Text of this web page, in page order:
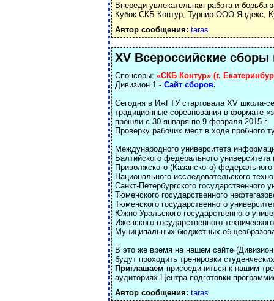
Впереди увлекательная работа и борьба
Кубок СКБ Контур, Турнир ООО Яндекс,
Автор сообщения: taras
XV Всероссийские
Спонсоры: «СКБ Контур» (г.
Дивизион 1 - Сайт сборов.
Сегодня в ИжГТУ стартовала XV школа-
традиционные соревнования в формате
прошли с 30 января по 9 февраля 2015 г.
Проверку рабочих мест в ходе пробного
Международного университета
Балтийского федерального
Приволжского (Казанского) федерального
Национального исследовательского
Санкт-Петербургского государственного
Тюменского государственного
Тюменского государственного
Южно-Уральского государственного
Ижевского государственного
Муниципальных бюджетных
В это же время на нашем сайте
будут проходить тренировки
Приглашаем присоединиться к нашим
аудиториях Центра подготовки
Автор сообщения: taras